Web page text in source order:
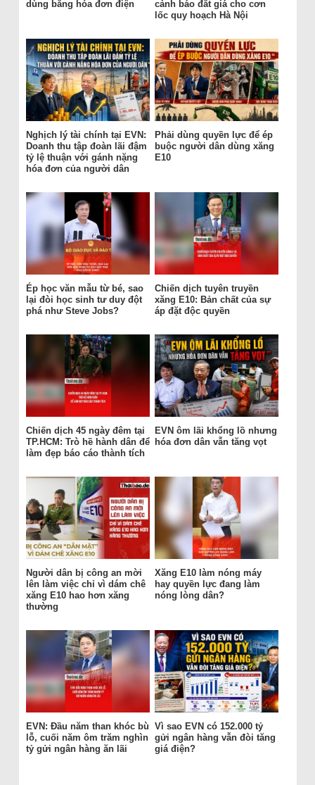
dùng bằng hóa đơn điện
cảnh báo đắt giá cho cơn
lốc quy hoạch Hà Nội
Nghịch lý tài chính tại EVN:
Doanh thu tập đoàn lãi đậm
tỷ lệ thuận với gánh nặng
hóa đơn của người dân
Phải dùng quyền lực để ép
buộc người dân dùng xăng
E10
Ép học văn mẫu từ bé, sao
lại đòi học sinh tư duy đột
phá như Steve Jobs?
Chiến dịch tuyên truyền
xăng E10: Bản chất của sự
áp đặt độc quyền
Chiến dịch 45 ngày đêm tại
TP.HCM: Trò hề hành dân để
làm đẹp báo cáo thành tích
EVN ôm lãi khổng lồ nhưng
hóa đơn dân vẫn tăng vọt
Người dân bị công an mời
lên làm việc chỉ vì dám chê
xăng E10 hao hơn xăng
thường
Xăng E10 làm nóng máy
hay quyền lực đang làm
nóng lòng dân?
EVN: Đầu năm than khóc bù
lỗ, cuối năm ôm trăm nghìn
tỷ gửi ngân hàng ăn lãi
Vì sao EVN có 152.000 tỷ
gửi ngân hàng vẫn đòi tăng
giá điện?